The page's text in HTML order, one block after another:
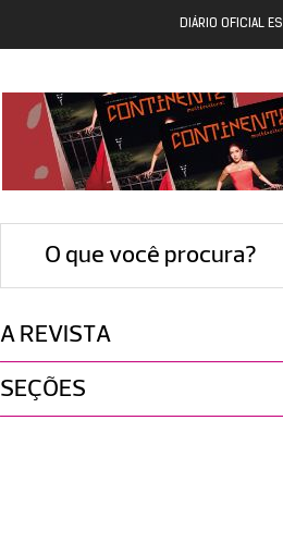
DIÁRIO OFICIAL
O que você procura?
A REVISTA
SEÇÕES